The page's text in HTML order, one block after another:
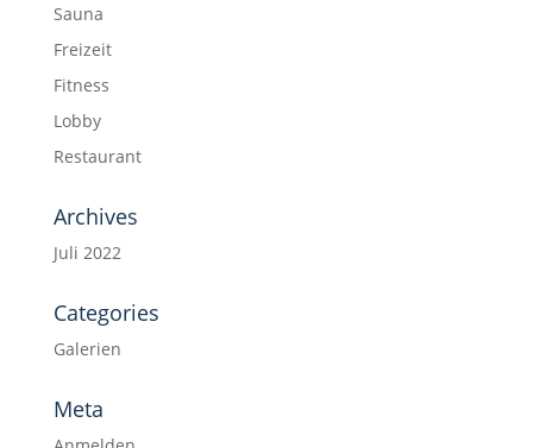
Sauna
Freizeit
Fitness
Lobby
Restaurant
Archives
Juli 2022
Categories
Galerien
Meta